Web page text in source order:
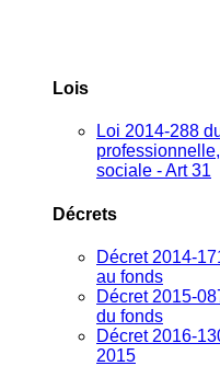
Lois
Loi 2014-288
sociale - Art 31
Décrets
Décret 2014-
au fonds
Décret 2015-
du fonds
Décret 2016-
2015